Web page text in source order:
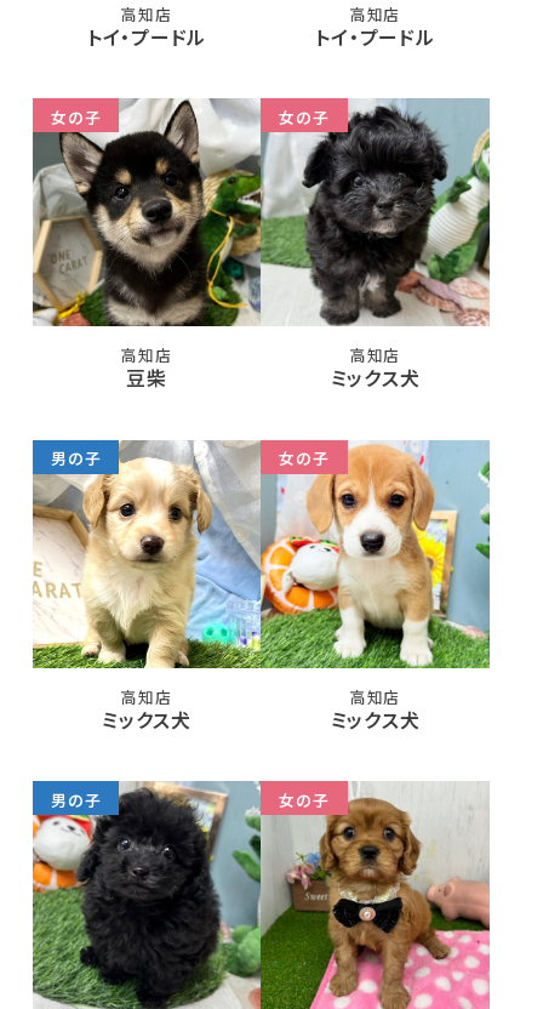
高知店
トイ・プードル
高知店
トイ・プードル
女の子
高知店
豆柴
女の子
高知店
ミックス犬
男の子
高知店
ミックス犬
女の子
高知店
ミックス犬
男の子 女の子